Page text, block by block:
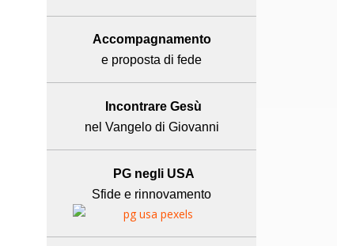
Accompagnamento
e proposta di fede
Incontrare Gesù
nel Vangelo di Giovanni
PG negli USA
Sfide e rinnovamento